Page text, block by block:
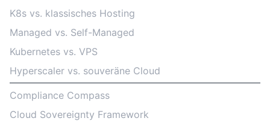
K8s vs. klassisches Hosting
Managed vs. Self-Managed
Kubernetes vs. VPS
Hyperscaler vs. souveräne Cloud
Compliance Compass
Cloud Sovereignty Framework